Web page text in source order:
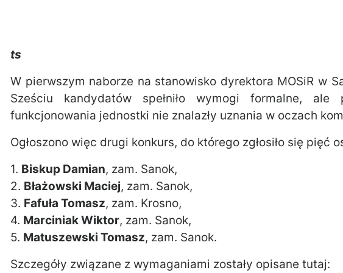
ts
W pierwszym naborze na stanowisko dyrektora MOSiR w
Sześciu kandydatów spełniło wymogi formalne,
funkcjonowania jednostki nie znalazły uznania w oczach
Ogłoszono więc drugi konkurs, do którego zgłosiło się pięć
1. Biskup Damian, zam. Sanok,
2. Błażowski Maciej, zam. Sanok,
3. Fafuła Tomasz, zam. Krosno,
4. Marciniak Wiktor, zam. Sanok,
5. Matuszewski Tomasz, zam. Sanok.
Szczegóły związane z wymaganiami zostały opisane tutaj: